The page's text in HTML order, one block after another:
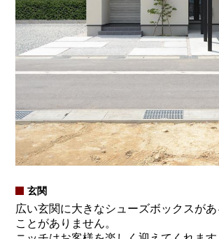
玄関
広い玄関に大きなシューズボックスが
ことがありません。